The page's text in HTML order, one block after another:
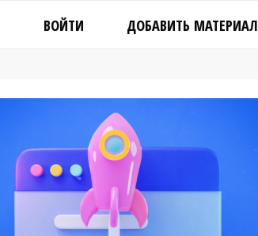
ВОЙТИ ДОБАВИТЬ МАТЕРИАЛ